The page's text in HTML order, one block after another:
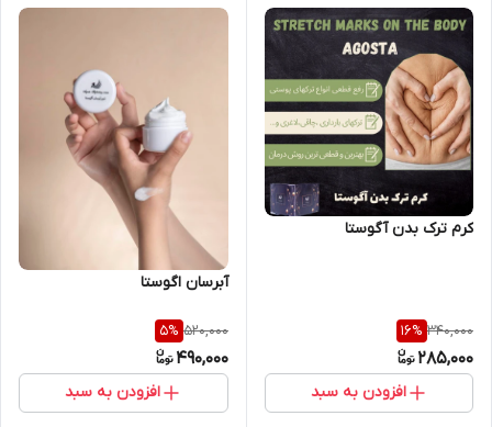
کرم ترک بدن آگوستا
340,000
16%
285,000
افزودن به سبد
آبرسان اگوستا
520,000
5%
490,000
افزودن به سبد